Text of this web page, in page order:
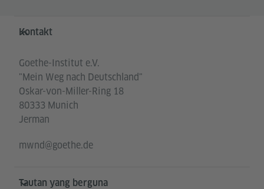
Service- und Informationsbereich
Kontakt
Goethe-Institut e.V.
"Mein Weg nach Deutschland"
Oskar-von-Miller-Ring 18
80333 Munich
Jerman
mwnd@goethe.de
Tautan yang berguna